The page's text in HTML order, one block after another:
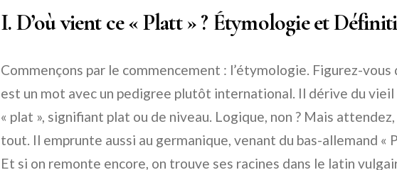
I. D’où vient ce « Platt » ? Étymologie et
Commençons par le commencement : l’étymologie. Figurez-vous
est un mot avec un pedigree plutôt international. Il dérive du vieil
« plat », signifiant plat ou de niveau. Logique, non ? Mais attendez,
tout. Il emprunte aussi au germanique, venant du bas-allemand «
Et si on remonte encore, on trouve ses racines dans le latin